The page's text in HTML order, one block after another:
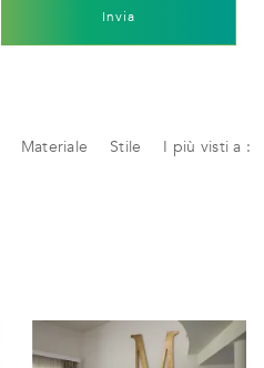
Invia
Materiale Stile I più visti a :